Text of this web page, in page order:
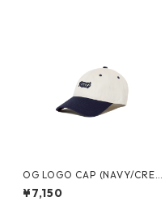
OG LOGO CAP (NAVY/CREA
M)
¥7,150